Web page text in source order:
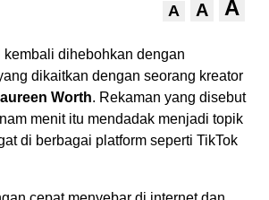
A A A
dihebohkan dengan
dikaitkan dengan seorang kreator
Worth. Rekaman yang disebut
menit itu mendadak menjadi topik
di berbagai platform seperti TikTok